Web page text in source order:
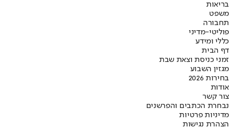
בריאות
משפט
תחבורה
פוליטי-מדיני
כללי ומידע
דף הבית
זמני כניסת וצאת שבת
מגזין השבוע
בחירות 2026
אודות
צור קשר
נבחרת הכתבים והפרשנים
מדיניות פרטיות
הצהרת נגישות